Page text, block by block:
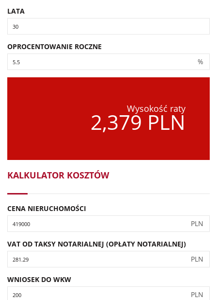
LATA
OPROCENTOWANIE ROCZNE
%
Wysokość raty
2,379 PLN
KALKULATOR KOSZTÓW
CENA NIERUCHOMOŚCI
PLN
VAT OD TAKSY NOTARIALNEJ (OPŁATY NOTARIALNEJ)
PLN
WNIOSEK DO WKW
PLN